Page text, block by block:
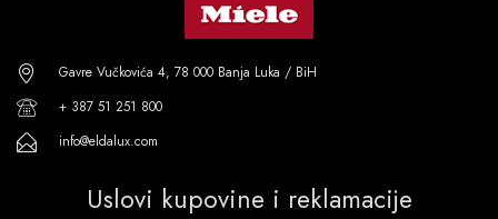
Gavre Vučkovića 4, 78 000 Banja Luka / BiH
+ 387 51 251 800
info@eldalux.com
Uslovi kupovine i reklamacije